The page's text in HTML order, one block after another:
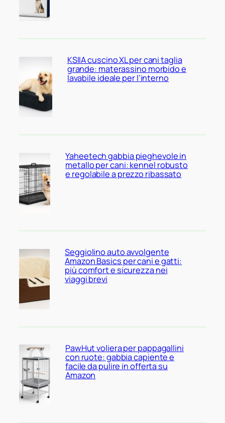
KSIIA cuscino XL per cani taglia
grande: materassino morbido e
lavabile ideale per l’interno
Yaheetech gabbia pieghevole in
metallo per cani: kennel robusto
e regolabile a prezzo ribassato
Seggiolino auto avvolgente
Amazon Basics per cani e gatti:
più comfort e sicurezza nei
viaggi brevi
PawHut voliera per pappagallini
con ruote: gabbia capiente e
facile da pulire in offerta su
Amazon